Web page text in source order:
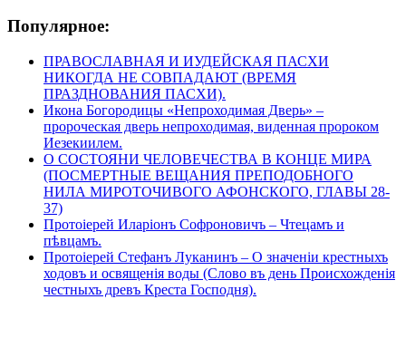
Популярное:
ПРАВОСЛАВНАЯ И ИУДЕЙСКАЯ ПАСХИ
НИКОГДА НЕ СОВПАДАЮТ (ВРЕМЯ
ПРАЗДНОВАНИЯ ПАСХИ).
Икона Богородицы «Непроходимая Дверь» –
пророческая дверь непроходимая, виденная пророком
Иезекиилем.
О СОСТОЯНИ ЧЕЛОВЕЧЕСТВА В КОНЦЕ МИРА
(ПОСМЕРТНЫЕ ВЕЩАНИЯ ПРЕПОДОБНОГО
НИЛА МИРОТОЧИВОГО АФОНСКОГО, ГЛАВЫ 28-
37)
Протоіерей Иларіонъ Софроновичъ – Чтецамъ и
пѣвцамъ.
Протоіерей Стефанъ Луканинъ – О значеніи крестныхъ
ходовъ и освященія воды (Слово въ день Происхожденія
честныхъ древъ Креста Господня).